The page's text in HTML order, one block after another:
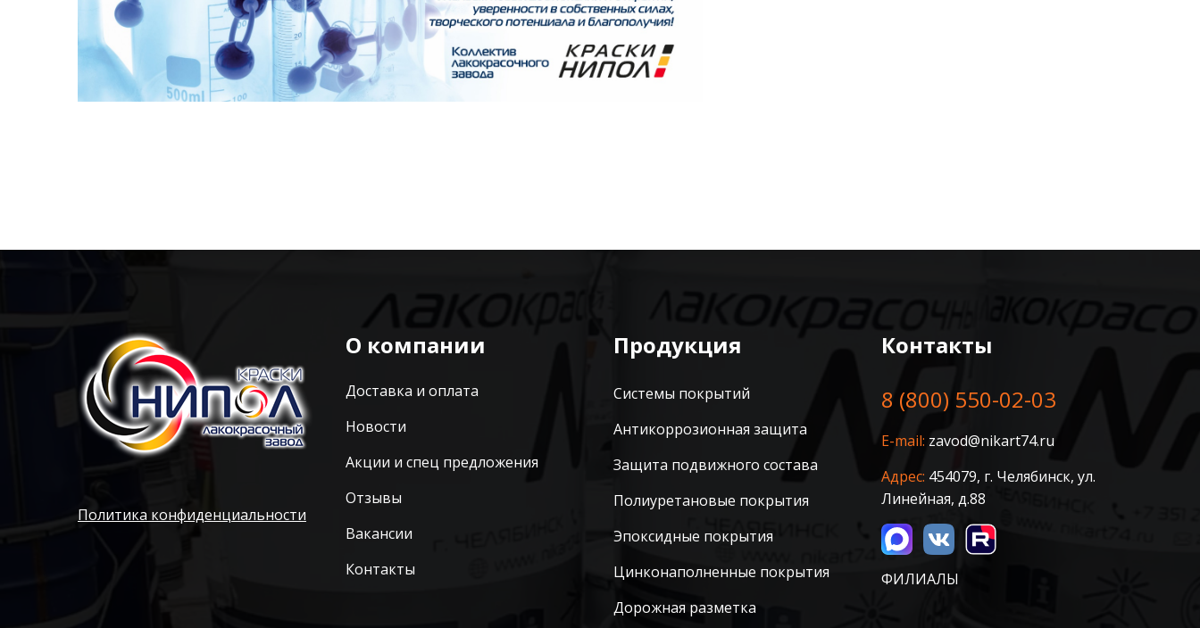
Политика конфиденциальности
О компании
Доставка и оплата
Новости
Акции и спец предложения
Отзывы
Вакансии
Контакты
Продукция
Системы покрытий
Антикоррозионная защита
Защита подвижного состава
Полиуретановые покрытия
Эпоксидные покрытия
Цинконаполненные покрытия
Дорожная разметка
Контакты
8 (800) 550-02-03
E-mail: zavod@nikart74.ru
Адрес: 454079, г. Челябинск, ул.
Линейная, д.88
ФИЛИАЛЫ